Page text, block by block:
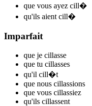
que vous ayez cill�
qu'ils aient cill�
Imparfait
que je cillasse
que tu cillasses
qu'il cill�t
que nous cillassions
que vous cillassiez
qu'ils cillassent